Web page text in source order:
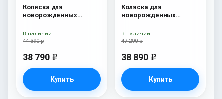
Коляска для
новорожденных
сумка Onyx
44 390 р
38 790 e
Купить
В наличии
Коляска для
новорожденных
Onyx
47 290 р
38 890 e
Купить
В наличии